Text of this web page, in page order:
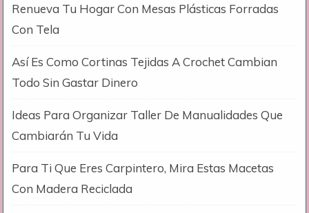
Renueva Tu Hogar Con Mesas Plásticas Forradas
Con Tela
Así Es Como Cortinas Tejidas A Crochet Cambian
Todo Sin Gastar Dinero
Ideas Para Organizar Taller De Manualidades Que
Cambiarán Tu Vida
Para Ti Que Eres Carpintero, Mira Estas Macetas
Con Madera Reciclada